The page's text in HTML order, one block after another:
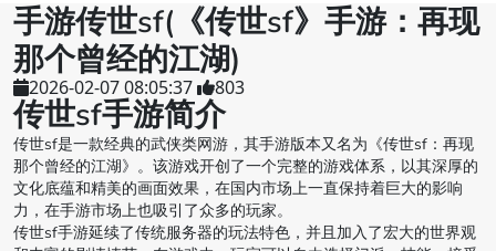
手游传世sf(《传世sf》手游：再现
那个曾经的江湖)
2026-02-07 08:05:37 803
传世sf手游简介
传世sf是一款经典的武侠类网游，其手游版本又名为《传世sf：再现
那个曾经的江湖》。该游戏开创了一个完整的游戏体系，以其深厚的
文化底蕴和精美的画面效果，在国内市场上一直保持着巨大的影响
力，在手游市场上也吸引了众多的玩家。
传世sf手游延续了传统服务器的玩法特色，并且加入了宏大的世界观